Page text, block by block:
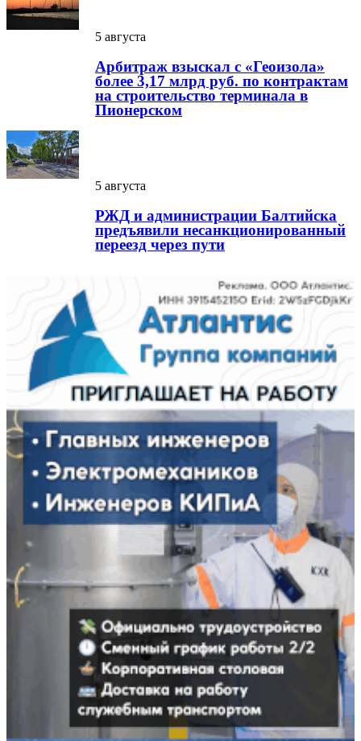
5 августа
Арбитраж взыскал с «Геоизола»
более 3,17 млрд руб. по контрактам
на строительство терминала в
Пионерском
5 августа
РЖД и администрации Балтийска
предъявили несанкционированный
переезд через пути